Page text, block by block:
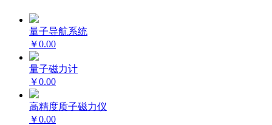
量子导航系统
￥0.00
量子磁力计
￥0.00
高精度质子磁力仪
￥0.00